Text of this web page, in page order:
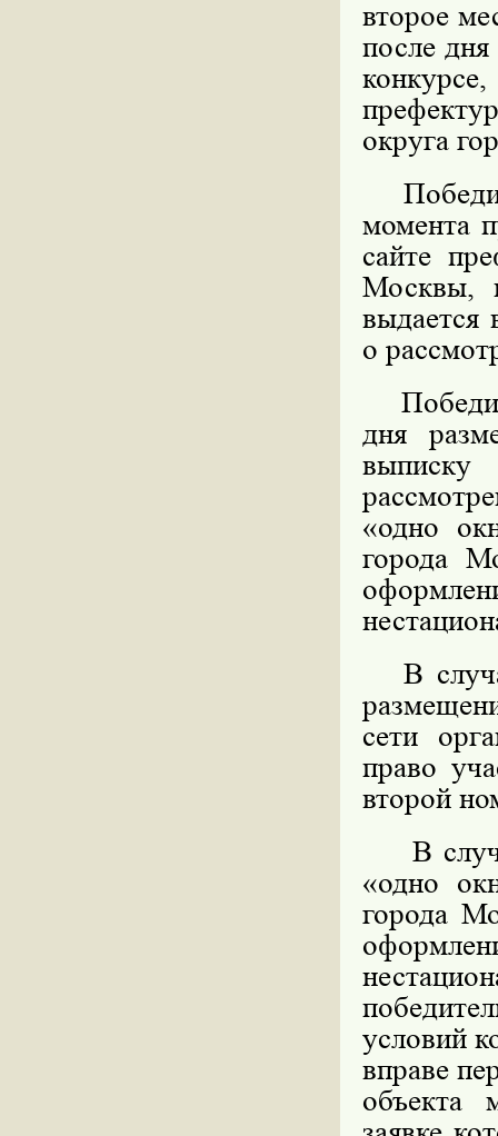
второе
после дня
округа
момента
сайте
Москвы,
выдается
о
дня
«одно
города
В
сети
право
второй
В
«одно
города
условий
вправе
объекта